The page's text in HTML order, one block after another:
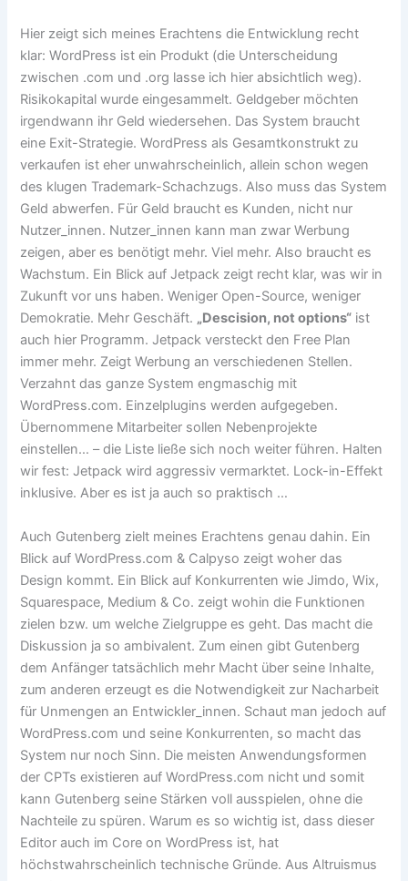
Hier zeigt sich meines Erachtens die Entwicklung recht
klar: WordPress ist ein Produkt (die Unterscheidung
zwischen .com und .org lasse ich hier absichtlich weg).
Risikokapital wurde eingesammelt. Geldgeber möchten
irgendwann ihr Geld wiedersehen. Das System braucht
eine Exit-Strategie. WordPress als Gesamtkonstrukt zu
verkaufen ist eher unwahrscheinlich, allein schon wegen
des klugen Trademark-Schachzugs. Also muss das System
Geld abwerfen. Für Geld braucht es Kunden, nicht nur
Nutzer_innen. Nutzer_innen kann man zwar Werbung
zeigen, aber es benötigt mehr. Viel mehr. Also braucht es
Wachstum. Ein Blick auf Jetpack zeigt recht klar, was wir in
Zukunft vor uns haben. Weniger Open-Source, weniger
Demokratie. Mehr Geschäft. „Descision, not options“ ist
auch hier Programm. Jetpack versteckt den Free Plan
immer mehr. Zeigt Werbung an verschiedenen Stellen.
Verzahnt das ganze System engmaschig mit
WordPress.com. Einzelplugins werden aufgegeben.
Übernommene Mitarbeiter sollen Nebenprojekte
einstellen… – die Liste ließe sich noch weiter führen. Halten
wir fest: Jetpack wird aggressiv vermarktet. Lock-in-Effekt
inklusive. Aber es ist ja auch so praktisch …
Auch Gutenberg zielt meines Erachtens genau dahin. Ein
Blick auf WordPress.com & Calpyso zeigt woher das
Design kommt. Ein Blick auf Konkurrenten wie Jimdo, Wix,
Squarespace, Medium & Co. zeigt wohin die Funktionen
zielen bzw. um welche Zielgruppe es geht. Das macht die
Diskussion ja so ambivalent. Zum einen gibt Gutenberg
dem Anfänger tatsächlich mehr Macht über seine Inhalte,
zum anderen erzeugt es die Notwendigkeit zur Nacharbeit
für Unmengen an Entwickler_innen. Schaut man jedoch auf
WordPress.com und seine Konkurrenten, so macht das
System nur noch Sinn. Die meisten Anwendungsformen
der CPTs existieren auf WordPress.com nicht und somit
kann Gutenberg seine Stärken voll ausspielen, ohne die
Nachteile zu spüren. Warum es so wichtig ist, dass dieser
Editor auch im Core on WordPress ist, hat
höchstwahrscheinlich technische Gründe. Aus Altruismus